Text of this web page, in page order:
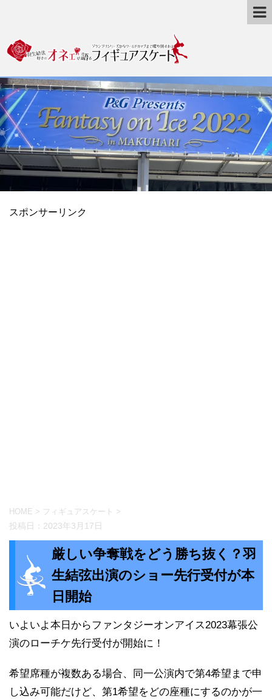
スポンサーリンク
HOME > フィギュアスケート >
投稿日： 2023年3月17日
厳しい争奪戦をどう勝ち抜く？羽
生結弦出演のショー先行受付が本
日開始
いよいよ本日からファンタジーオンアイス2023幕張公
演のローチケ先行受付が開始に！
希望席種が複数ある場合、同一公演内で第4希望まで申
し込み可能だけど、第1希望をどの座種にするのかが一